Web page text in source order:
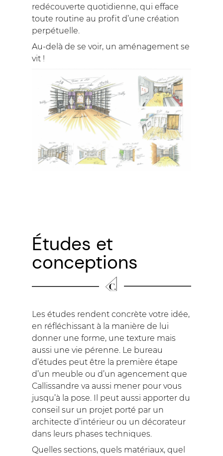
redécouverte quotidienne, qui efface
toute routine au profit d’une création
perpétuelle.
Au-delà de se voir, un aménagement se
vit !
Études et
conceptions
Les études rendent concrète votre idée,
en réfléchissant à la manière de lui
donner une forme, une texture mais
aussi une vie pérenne. Le bureau
d’études peut être la première étape
d’un meuble ou d’un agencement que
Callissandre va aussi mener pour vous
jusqu’à la pose. Il peut aussi apporter du
conseil sur un projet porté par un
architecte d’intérieur ou un décorateur
dans leurs phases techniques.
Quelles sections, quels matériaux, quel